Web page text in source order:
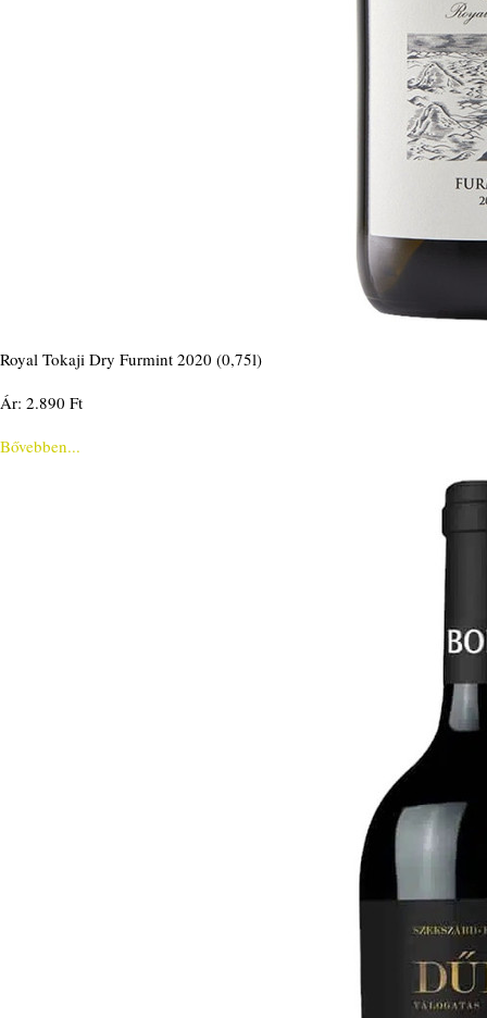
Royal Tokaji Dry Furmint 2020 (0,75l)
Ár: 2.890 Ft
Bővebben...